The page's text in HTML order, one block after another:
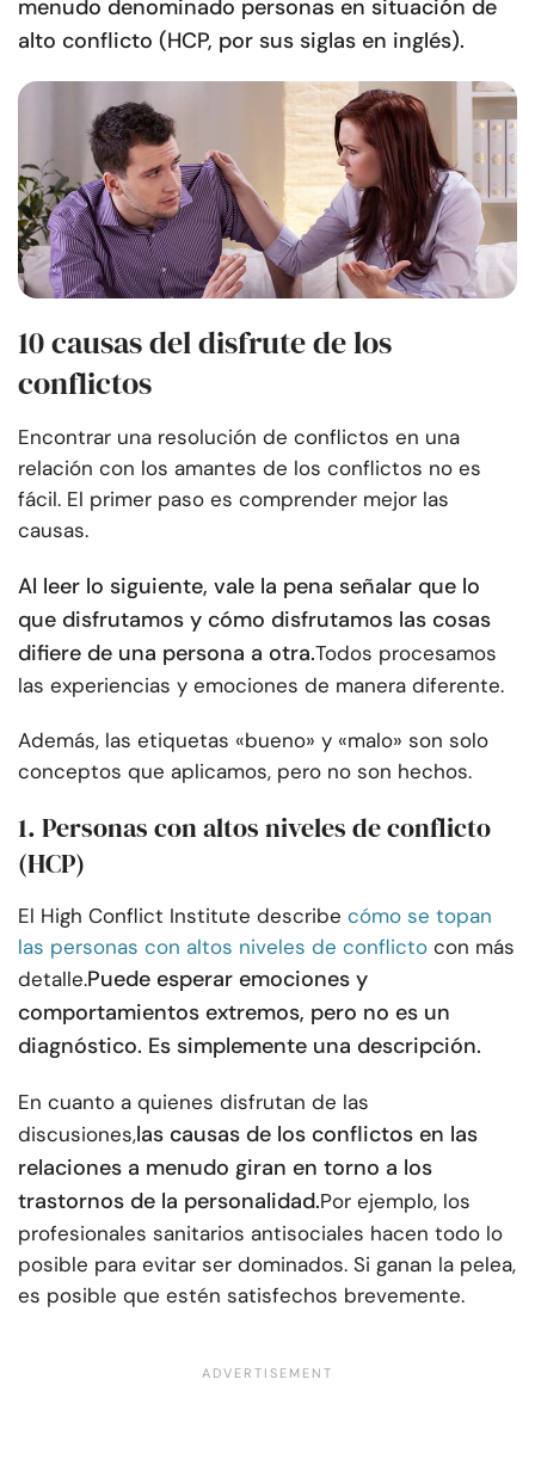
menudo denominado personas en situación de
alto conflicto (HCP, por sus siglas en inglés).
10 causas del disfrute de los
conflictos
Encontrar una resolución de conflictos en una
relación con los amantes de los conflictos no es
fácil. El primer paso es comprender mejor las
causas.
Al leer lo siguiente, vale la pena señalar que lo
que disfrutamos y cómo disfrutamos las cosas
difiere de una persona a otra.Todos procesamos
las experiencias y emociones de manera diferente.
Además, las etiquetas «bueno» y «malo» son solo
conceptos que aplicamos, pero no son hechos.
1. Personas con altos niveles de conflicto
(HCP)
El High Conflict Institute describe cómo se topan
las personas con altos niveles de conflicto con más
detalle.Puede esperar emociones y
comportamientos extremos, pero no es un
diagnóstico. Es simplemente una descripción.
En cuanto a quienes disfrutan de las
discusiones,las causas de los conflictos en las
relaciones a menudo giran en torno a los
trastornos de la personalidad.Por ejemplo, los
profesionales sanitarios antisociales hacen todo lo
posible para evitar ser dominados. Si ganan la pelea,
es posible que estén satisfechos brevemente.